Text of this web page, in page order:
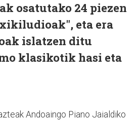
osatutako 24 piezen
eta era
islatzen ditu
klasikotik hasi eta
Andoaingo Piano Jaialdiko